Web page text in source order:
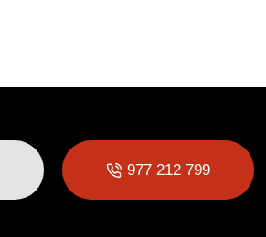
977 212 799